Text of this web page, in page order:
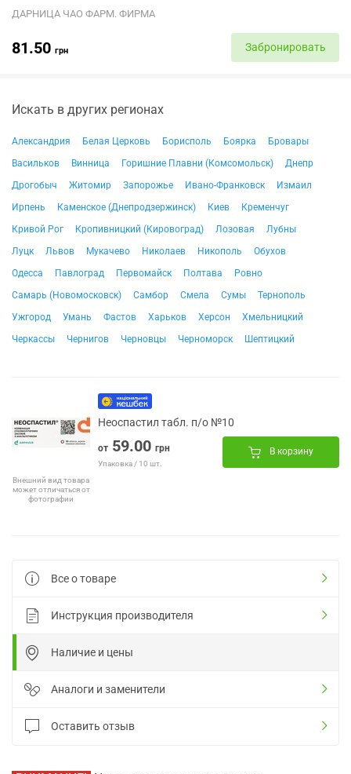
ДАРНИЦА ЧАО ФАРМ. ФИРМА
81.50 грн Забронировать
Искать в других регионах
Александрия Белая Церковь Борисполь Боярка
Бровары
Васильков
Винница Горишние Плавни (Комсомольск)
Днепр
Дрогобыч
Житомир Запорожье Ивано-Франковск
Измаил
Ирпень
Каменское (Днепродзержинск) Киев
Кременчуг
Кривой Рог
Кропивницкий (Кировоград) Лозовая
Лубны
Луцк
Львов Мукачево Николаев Никополь
Обухов
Одесса
Павлоград Первомайск Полтава
Ровно
Самарь (Новомосковск)
Самбор Смела Сумы
Тернополь
Ужгород
Умань Фастов Харьков Херсон
Хмельницкий
Черкассы
Чернигов Черновцы Черноморск Шептицкий
Внешний вид товара
может отличаться от
фотографии
Неоспастил табл. п/о №10
от 59.00 грн
Упаковка / 10 шт.
В корзину
Все о товаре
Инструкция производителя
Наличие и цены
Аналоги и заменители
Оставить отзыв